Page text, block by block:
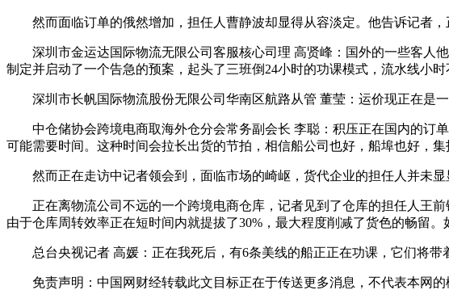
然而面临订单的俄然增加，担任人曹静波却显得从容淡定。他告诉记者，
深圳市金运达国际物流无限公司客服核心司理 高贤峰：国外的一些客人
制定并启动了一个告急的预案，起头了三班倒24小时的功课模式，流水线小时
深圳市长帆国际物流股份无限公司华南区航路从管 董莹：运价现正在是一
中仓储协会跨境电商取海外仓分会常务副会长 李聪：积压正在国内的订
可能需要时间。这种时间会拉长出货的节拍，相信船公司也好，船埠也好，
然而正在走访中记者领会到，面临市场的崎岖，货代企业的担任人并未显
正在离物流公司不远的一个跨境电商仓库，记者见到了仓库的担任人王前
由于仓库周转效率正在短时间内就提拔了30%，最大程度削减了货色的畅留。
总台央视记者 高媛：正在我死后，有6条美线的船正正在功课，它们将带
免责声明：中国网财经转载此文目标正在于传送更多消息，不代表本网的